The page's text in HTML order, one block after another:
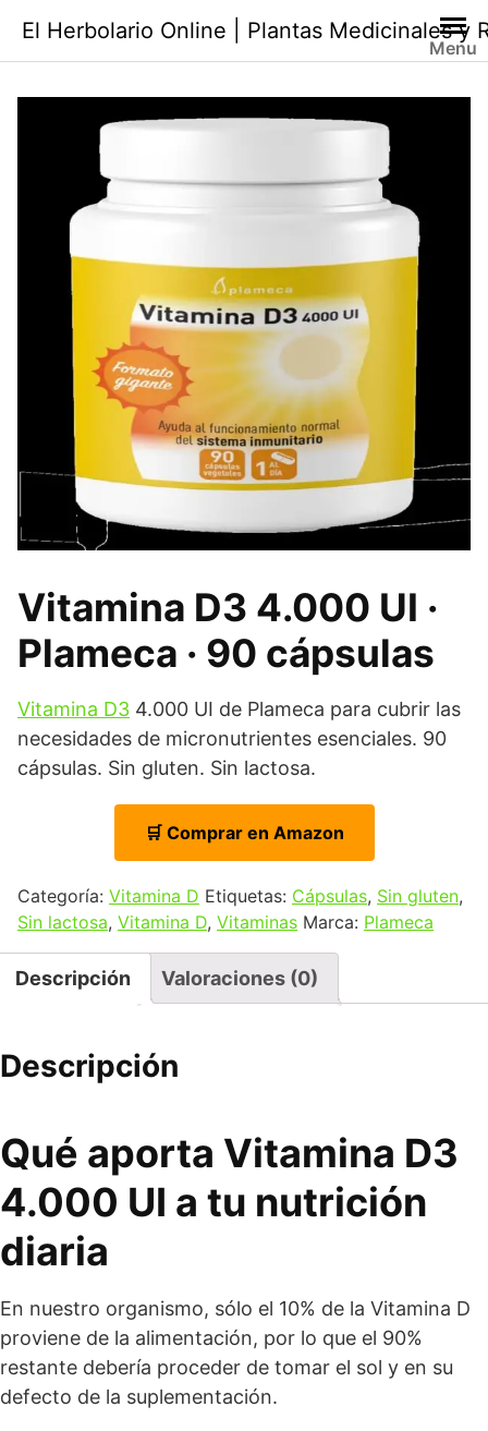
contenido
El Herbolario Online | Plantas Medicinales y
Menu
Vitamina D3 4.000 UI ·
Plameca · 90 cápsulas
Vitamina D3 4.000 UI de Plameca para cubrir las
necesidades de micronutrientes esenciales. 90
cápsulas. Sin gluten. Sin lactosa.
🛒 Comprar en Amazon
Categoría: Vitamina D Etiquetas: Cápsulas, Sin gluten,
Sin lactosa, Vitamina D, Vitaminas Marca: Plameca
Descripción Valoraciones (0)
Descripción
Qué aporta Vitamina D3
4.000 UI a tu nutrición
diaria
En nuestro organismo, sólo el 10% de la Vitamina D
proviene de la alimentación, por lo que el 90%
restante debería proceder de tomar el sol y en su
defecto de la suplementación.